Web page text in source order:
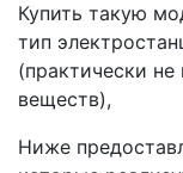
Купить такую
тип
(практически
веществ),
Ниже